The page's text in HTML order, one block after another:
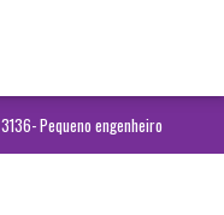
3136- Pequeno engenheiro